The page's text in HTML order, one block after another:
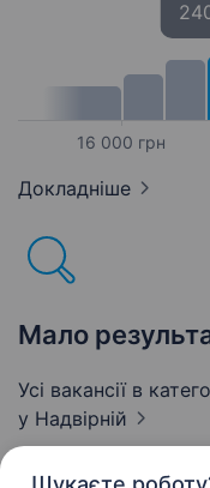
16 000 грн
Докладніше
Мало
Усі вакансії в
у Надвірній